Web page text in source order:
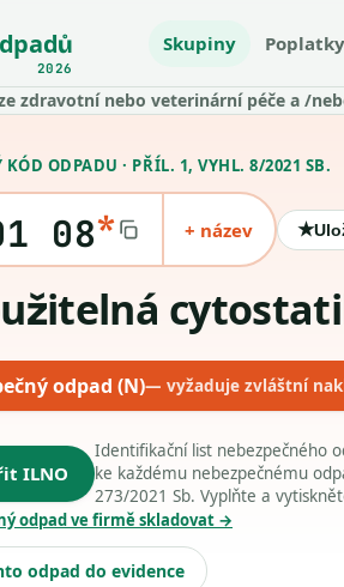
2026
Skupiny
zdravotní nebo veterinární péče a /
KÓD ODPADU · PŘÍL. 1, VYHL. 8/2021 SB.
08* + název ★
odpad (N)— vyžaduje zvláštní
ILNO
Identifikační list nebezpečného
ke každému nebezpečnému
273/2021 Sb. Vyplňte a
odpad ve firmě skladovat →
odpad do evidence